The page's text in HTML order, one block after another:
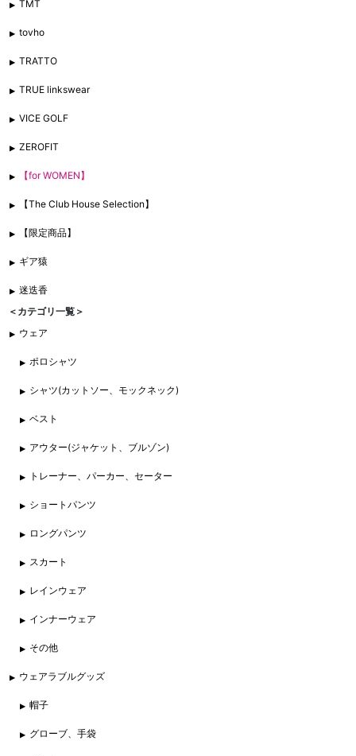
TMT
tovho
TRATTO
TRUE linkswear
VICE GOLF
ZEROFIT
【for WOMEN】
【The Club House Selection】
【限定商品】
ギア猿
迷迭香
＜カテゴリ一覧＞
ウェア
ポロシャツ
シャツ(カットソー、モックネック)
ベスト
アウター(ジャケット、ブルゾン)
トレーナー、パーカー、セーター
ショートパンツ
ロングパンツ
スカート
レインウェア
インナーウェア
その他
ウェアラブルグッズ
帽子
グローブ、手袋